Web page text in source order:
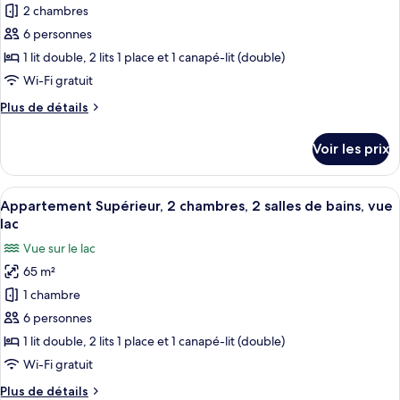
vue
lac
pour
ce
type
de
chambre :
Appartement,
vue
lac
2 chambres
6 personnes
1 lit double, 2 lits 1 place et 1 canapé-lit (double)
Wi-Fi gratuit
Plus de détails
Plus
le
type
de
chambre
2
chambres,
vue
lac
Voir les prix
Afficher
toutes
photos
pour
ce
type
de
chambre :
Une chambre moderne dotée d’une
20
Appartement Supérieur, 2 chambres, 2 salles de bains, vue
lac
Vue sur le lac
65 m²
1 chambre
6 personnes
1 lit double, 2 lits 1 place et 1 canapé-lit (double)
Wi-Fi gratuit
Plus de détails
Plus